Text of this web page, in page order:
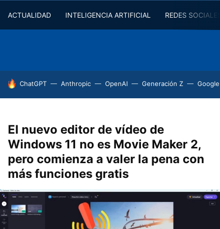
ACTUALIDAD INTELIGENCIA ARTIFICIAL REDES
HOY SE HABLA DE
ChatGPT Anthropic OpenAI Generación Z
El nuevo editor de vídeo de
Windows 11 no es Movie Maker 2,
pero comienza a valer la pena con
más funciones gratis